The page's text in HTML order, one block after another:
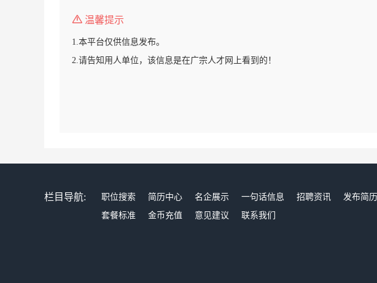
温馨提示
1.本平台仅供信息发布。
2.请告知用人单位，该信息是在广宗人才网上看到的！
栏目导航: 职位搜索 简历中心 名企展示 一句话信息 招聘资讯 发布简历
套餐标准
金币充值 意见建议 联系我们